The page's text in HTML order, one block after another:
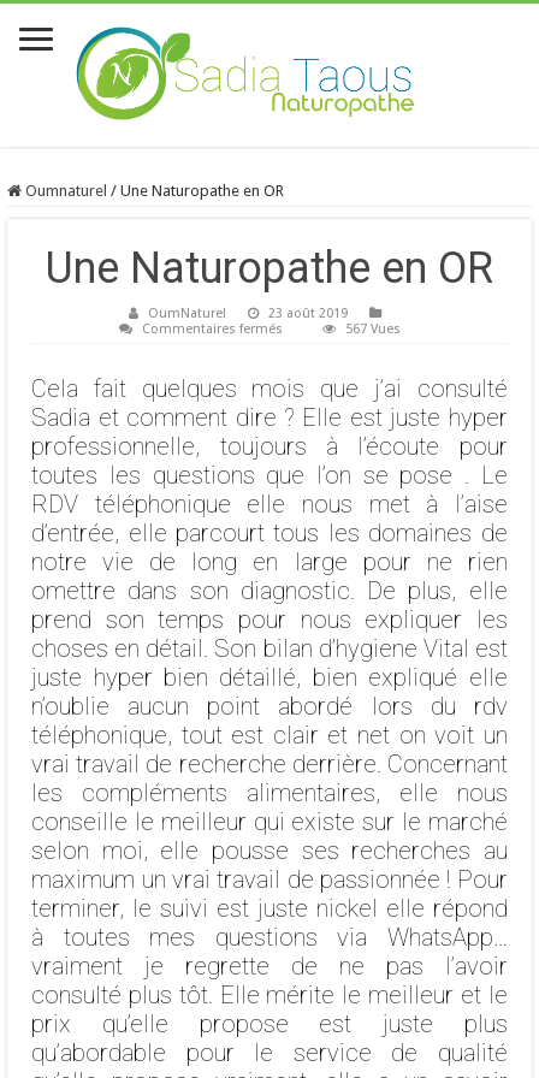
Oumnaturel / Une Naturopathe en OR
Une Naturopathe en OR
OumNaturel
23 août 2019
Commentaires fermés
OR
567 Vues
Cela fait quelques mois que j’ai consulté
Sadia et comment dire ? Elle est juste hyper
professionnelle, toujours à l’écoute pour
toutes les questions que l’on se pose . Le
RDV téléphonique elle nous met à l’aise
d’entrée, elle parcourt tous les domaines de
notre vie de long en large pour ne rien
omettre dans son diagnostic. De plus, elle
prend son temps pour nous expliquer les
choses en détail. Son bilan d’hygiene Vital est
juste hyper bien détaillé, bien expliqué elle
n’oublie aucun point abordé lors du rdv
téléphonique, tout est clair et net on voit un
vrai travail de recherche derrière. Concernant
les compléments alimentaires, elle nous
conseille le meilleur qui existe sur le marché
selon moi, elle pousse ses recherches au
maximum un vrai travail de passionnée ! Pour
terminer, le suivi est juste nickel elle répond
à toutes mes questions via WhatsApp…
vraiment je regrette de ne pas l’avoir
consulté plus tôt. Elle mérite le meilleur et le
prix qu’elle propose est juste plus
qu’abordable pour le service de qualité